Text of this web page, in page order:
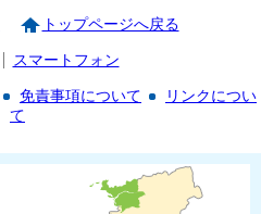
トップページへ戻る
スマートフォン
免責事項について
リンクについ
て